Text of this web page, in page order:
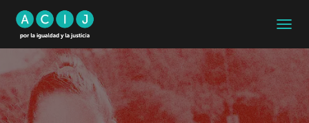
MODO